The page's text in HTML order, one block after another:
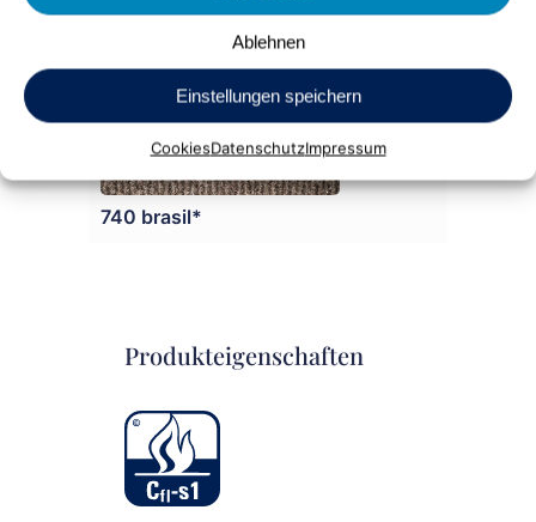
Ablehnen
Einstellungen speichern
CookiesDatenschutzImpressum
635 jeans*
740 brasil*
Produkteigenschaften